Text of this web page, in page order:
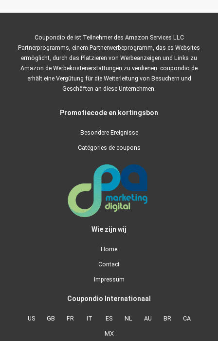
Coupondio.de ist Teilnehmer des Amazon Services LLC
Partnerprogramms, einem Partnerwerbeprogramm, das es Websites
ermöglicht, durch das Platzieren von Werbeanzeigen und Links zu
Amazon.de Werbekostenerstattungen zu verdienen. coupondio.de
erhält eine Vergütung für die Weiterleitung von Besuchern und
Geschäften an diese Unternehmen.
Promotiecode en kortingsbon
Besondere Ereignisse
Catégories de coupons
Wie zijn wij
Home
Contact
Impressum
Coupondio Internationaal
US GB FR IT ES NL AU BR CA
MX